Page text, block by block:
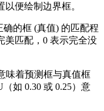
便绘制边界框。
的框 (真值) 的匹配程
美匹配，0 表示完全没
味着预测框与真值框
如 0.30 或 0.25）意